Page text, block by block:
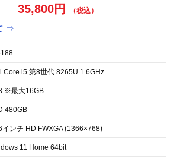
⇒
35,800円
Core i5 第8世代 8265U 1.6GHz
※最大16GB
480GB
インチ HD FWXGA (1366×768)
11 Home 64bit